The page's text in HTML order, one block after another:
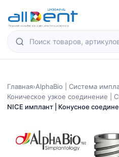
Главная›AlphaBio | Система
Коническое узкое соединение |
NICE имплант | Конусное